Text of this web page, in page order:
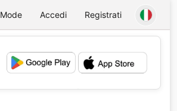
Mode Accedi Registrati
💕